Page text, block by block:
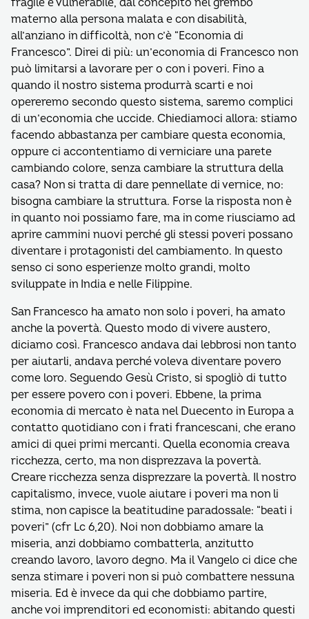
fragile e vulnerabile, dal concepito nel grembo
materno alla persona malata e con disabilità,
all’anziano in difficoltà, non c’è “Economia di
Francesco”. Direi di più: un’economia di Francesco non
può limitarsi a lavorare per o con i poveri. Fino a
quando il nostro sistema produrrà scarti e noi
opereremo secondo questo sistema, saremo complici
di un’economia che uccide. Chiediamoci allora: stiamo
facendo abbastanza per cambiare questa economia,
oppure ci accontentiamo di verniciare una parete
cambiando colore, senza cambiare la struttura della
casa? Non si tratta di dare pennellate di vernice, no:
bisogna cambiare la struttura. Forse la risposta non è
in quanto noi possiamo fare, ma in come riusciamo ad
aprire cammini nuovi perché gli stessi poveri possano
diventare i protagonisti del cambiamento. In questo
senso ci sono esperienze molto grandi, molto
sviluppate in India e nelle Filippine.
San Francesco ha amato non solo i poveri, ha amato
anche la povertà. Questo modo di vivere austero,
diciamo così. Francesco andava dai lebbrosi non tanto
per aiutarli, andava perché voleva diventare povero
come loro. Seguendo Gesù Cristo, si spogliò di tutto
per essere povero con i poveri. Ebbene, la prima
economia di mercato è nata nel Duecento in Europa a
contatto quotidiano con i frati francescani, che erano
amici di quei primi mercanti. Quella economia creava
ricchezza, certo, ma non disprezzava la povertà.
Creare ricchezza senza disprezzare la povertà. Il nostro
capitalismo, invece, vuole aiutare i poveri ma non li
stima, non capisce la beatitudine paradossale: “beati i
poveri” (cfr Lc 6,20). Noi non dobbiamo amare la
miseria, anzi dobbiamo combatterla, anzitutto
creando lavoro, lavoro degno. Ma il Vangelo ci dice che
senza stimare i poveri non si può combattere nessuna
miseria. Ed è invece da qui che dobbiamo partire,
anche voi imprenditori ed economisti: abitando questi